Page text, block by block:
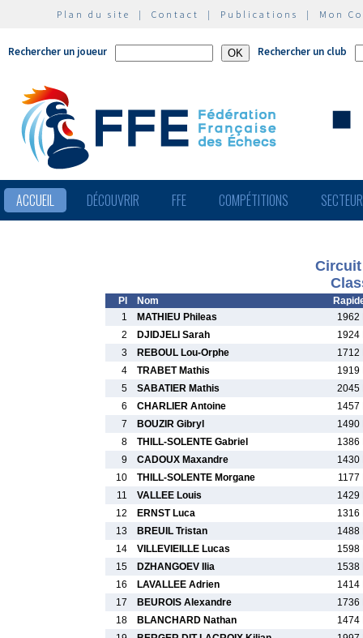
Plan du site | Contact | Publications | Mon
Rechercher un joueur Rechercher un club
ACCUEIL DÉCOUVRIR FFE COMPÉTITIONS
Circuit
Pl Nom
1
MATHIEU Phileas
1962
2
DJIDJELI Sarah
1924
3
REBOUL Lou-Orphe
1712
4
TRABET Mathis
1919
5
SABATIER Mathis
2045
6
CHARLIER Antoine
1457
7
BOUZIR Gibryl
1490
8
THILL-SOLENTE Gabriel
1386
9
CADOUX Maxandre
1430
10
THILL-SOLENTE Morgane
1177
11
VALLEE Louis
1429
12
ERNST Luca
1316
13
BREUIL Tristan
1488
14
VILLEVIEILLE Lucas
1598
15
DZHANGOEV Ilia
1538
16
LAVALLEE Adrien
1414
17
BEUROIS Alexandre
1736
18
BLANCHARD Nathan
1474